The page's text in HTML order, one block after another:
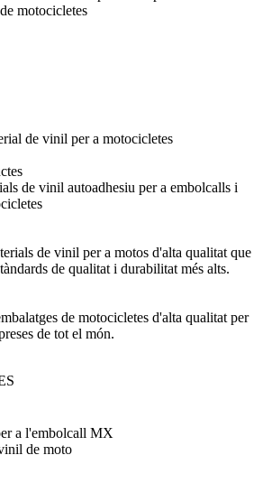
motocicletes
de vinil per a motocicletes
de vinil autoadhesiu per a embolcalls i
de vinil per a motos d'alta qualitat que
de qualitat i durabilitat més alts.
de motocicletes d'alta qualitat per
de tot el món.
a l'embolcall MX
de moto